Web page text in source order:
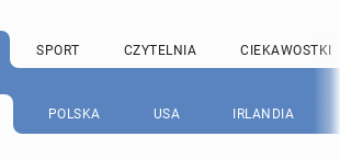
SPORT CZYTELNIA CIEKAWOSTKI
POLSKA USA IRLANDIA